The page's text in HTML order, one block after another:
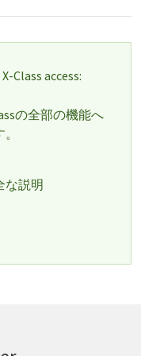
Class access:
の全部の機能へ
な説明